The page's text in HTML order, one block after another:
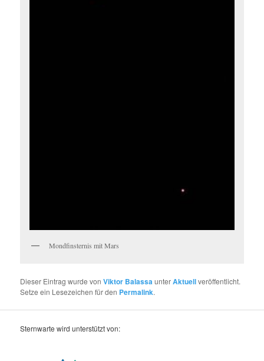
Mondfinsternis mit Mars
Dieser Eintrag wurde vonViktor BalassaunterAktuellveröffentlicht.
Setze ein Lesezeichen für den Permalink.
Sternwarte wird unterstützt von: